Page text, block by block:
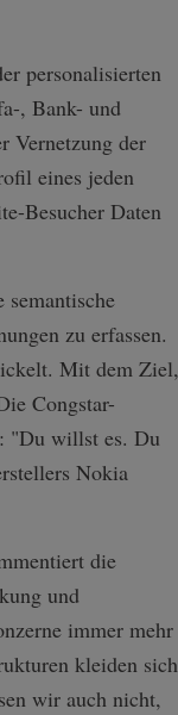
personalisierten
, Bank- und
Vernetzung der
eines jeden
Besucher Daten
zu erfassen.
Mit dem Ziel,
Congstar-
"Du willst es. Du
Nokia
die
und
immer mehr
kleiden sich
wir auch nicht,